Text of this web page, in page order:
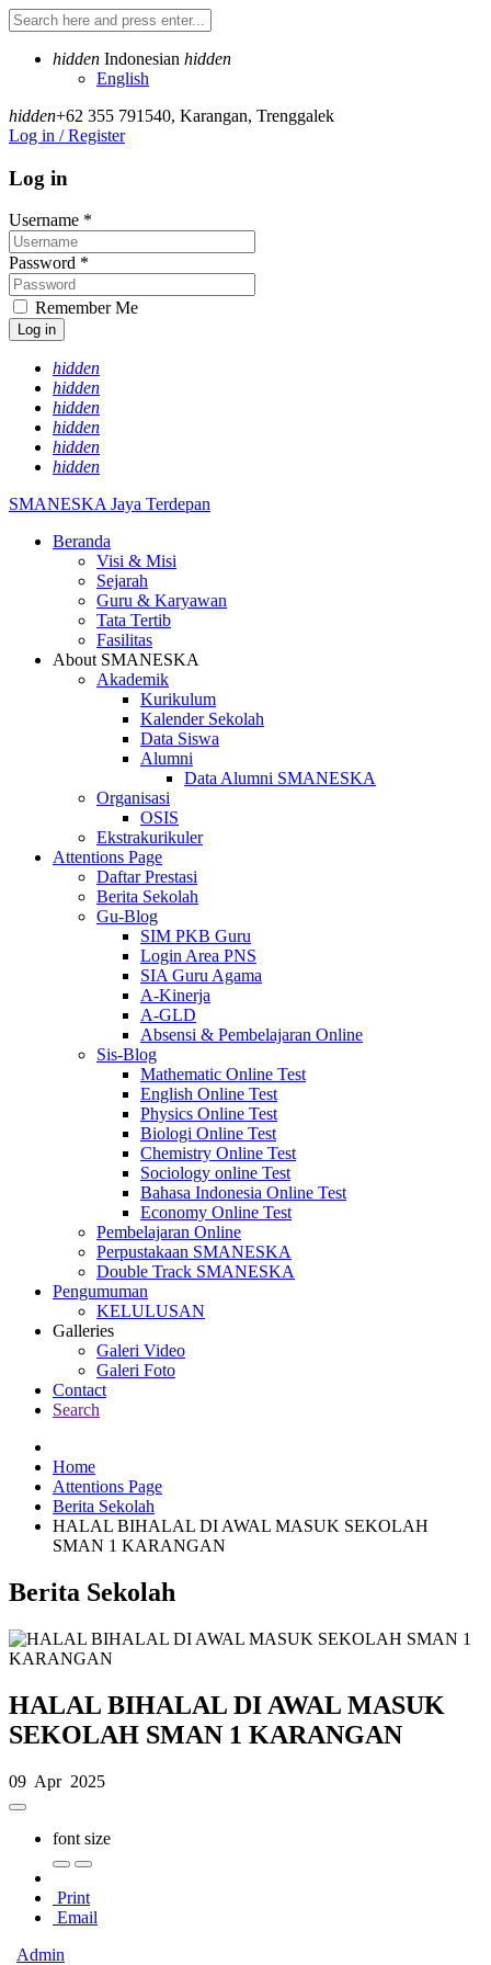
hidden Indonesian hidden
English
hidden+62 355 791540, Karangan, Trenggalek
Log in / Register
Log in
Username *
Password *
Remember Me
Log in
hidden
hidden
hidden
hidden
hidden
hidden
SMANESKA Jaya Terdepan
Beranda
Visi & Misi
Sejarah
Guru & Karyawan
Tata Tertib
Fasilitas
About SMANESKA
Akademik
Kurikulum
Kalender Sekolah
Data Siswa
Alumni
Data Alumni SMANESKA
Organisasi
OSIS
Ekstrakurikuler
Attentions Page
Daftar Prestasi
Berita Sekolah
Gu-Blog
SIM PKB Guru
Login Area PNS
SIA Guru Agama
A-Kinerja
A-GLD
Absensi & Pembelajaran Online
Sis-Blog
Mathematic Online Test
English Online Test
Physics Online Test
Biologi Online Test
Chemistry Online Test
Sociology online Test
Bahasa Indonesia Online Test
Economy Online Test
Pembelajaran Online
Perpustakaan SMANESKA
Double Track SMANESKA
Pengumuman
KELULUSAN
Galleries
Galeri Video
Galeri Foto
Contact
Search
Home
Attentions Page
Berita Sekolah
HALAL BIHALAL DI AWAL MASUK SEKOLAH
SMAN 1 KARANGAN
Berita Sekolah
HALAL BIHALAL DI AWAL MASUK
SEKOLAH SMAN 1 KARANGAN
09 Apr 2025
font size
Print
Email
Admin